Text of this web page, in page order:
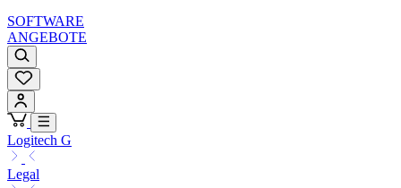
SOFTWARE
ANGEBOTE
Logitech G
Legal